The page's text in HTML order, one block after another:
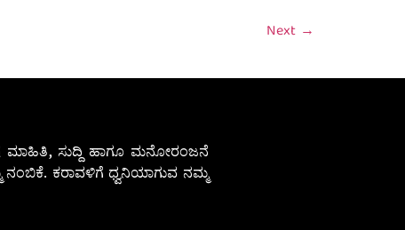
Next →
ಮಾಹಿತಿ, ಸುದ್ದಿ ಹಾಗೂ ಮನೋರಂಜನೆ
ನಂಬಿಕೆ. ಕರಾವಳಿಗೆ ಧ್ವನಿಯಾಗುವ ನಮ್ಮ